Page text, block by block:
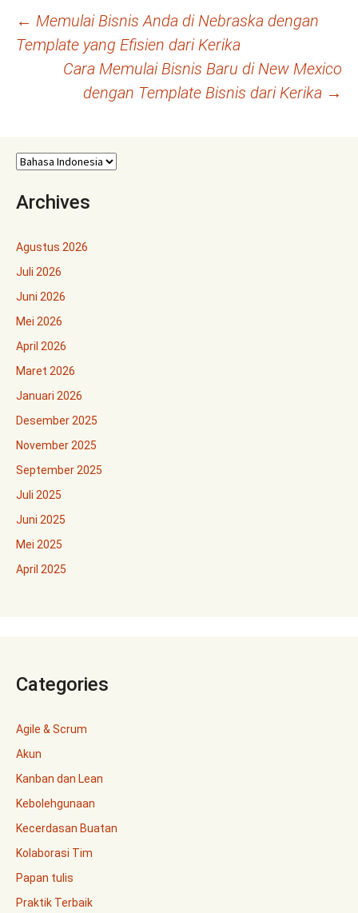
Navigasi
Tulisan
← Memulai Bisnis Anda di Nebraska dengan
Template yang Efisien dari Kerika
Cara Memulai Bisnis Baru di New Mexico
dengan Template Bisnis dari Kerika →
Archives
Agustus 2026
Juli 2026
Juni 2026
Mei 2026
April 2026
Maret 2026
Januari 2026
Desember 2025
November 2025
September 2025
Juli 2025
Juni 2025
Mei 2025
April 2025
Categories
Agile & Scrum
Akun
Kanban dan Lean
Kebolehgunaan
Kecerdasan Buatan
Kolaborasi Tim
Papan tulis
Praktik Terbaik